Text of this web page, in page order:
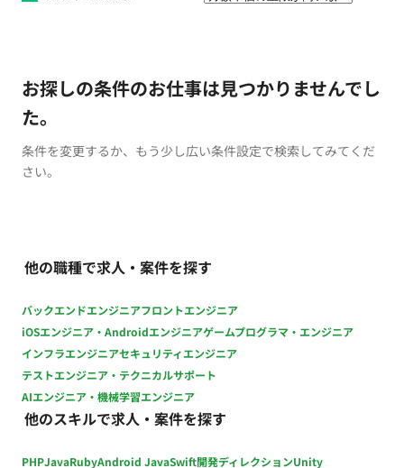
お探しの条件のお仕事は見つかりませんでし
た。
条件を変更するか、もう少し広い条件設定で検索してみてくだ
さい。
他の職種で求人・案件を探す
バックエンドエンジニアフロントエンジニア
iOSエンジニア・Androidエンジニアゲームプログラマ・エンジニア
インフラエンジニアセキュリティエンジニア
テストエンジニア・テクニカルサポート
AIエンジニア・機械学習エンジニア
他のスキルで求人・案件を探す
PHPJavaRubyAndroid JavaSwift開発ディレクションUnity